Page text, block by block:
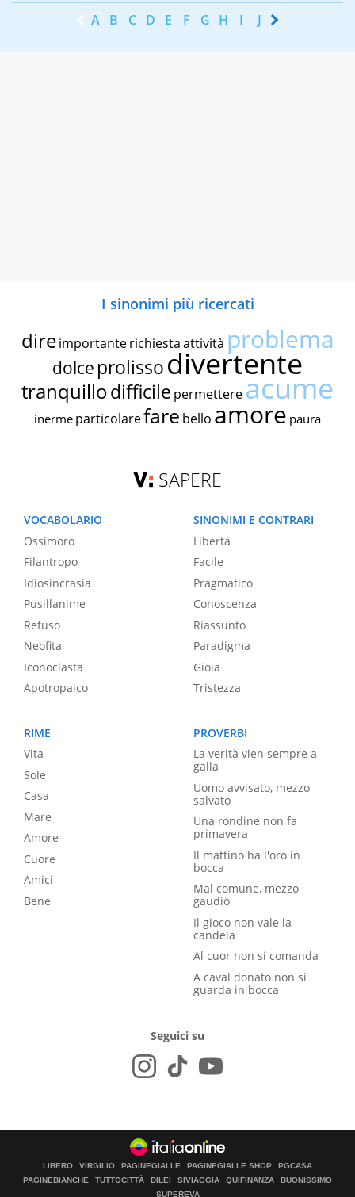
A B C D E F G H I J K
I sinonimi più ricercati
dire importante richiestaattività problema
dolce prolissodivertente
tranquillodifficile permettereacume
inerme particolarefare bello amore paura
SAPERE
VOCABOLARIO
Ossimoro
Filantropo
Idiosincrasia
Pusillanime
Refuso
Neofita
Iconoclasta
Apotropaico
SINONIMI E CONTRARI
Libertà
Facile
Pragmatico
Conoscenza
Riassunto
Paradigma
Gioia
Tristezza
RIME
Vita
Sole
Casa
Mare
Amore
Cuore
Amici
Bene
PROVERBI
La verità vien sempre a
galla
Uomo avvisato, mezzo
salvato
Una rondine non fa
primavera
Il mattino ha l'oro in
bocca
Mal comune, mezzo
gaudio
Il gioco non vale la
candela
Al cuor non si comanda
A caval donato non si
guarda in bocca
Seguici su
LIBERO VIRGILIO PAGINEGIALLE PAGINEGIALLE SHOP
PGCASA
PAGINEBIANCHE
TUTTOCITTÀ DILEI SIVIAGGIA QUIFINANZA
BUONISSIMO
SUPEREVA